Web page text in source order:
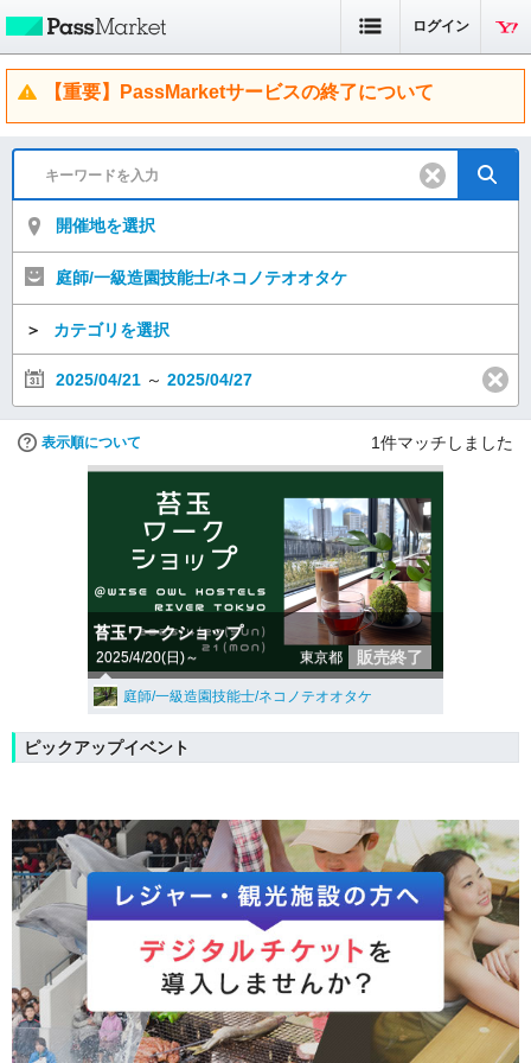
ログイン
【重要】PassMarketサービスの終了について
開催地を選択
庭師/一級造園技能士/ネコノテオオタケ
＞ カテゴリを選択
2025/04/21 ～ 2025/04/27
表示順について 1件マッチしました
苔玉ワークショップ
2025/4/20(日)～ 東京都 販売終了
庭師/一級造園技能士/ネコノテオオタケ
ピックアップイベント